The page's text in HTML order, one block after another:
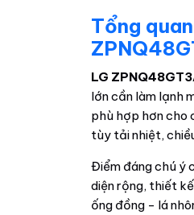
Tổng
LG
lớn cần làm lạnh
phù hợp hơn cho
tùy tải nhiệt,
Điểm đáng chú ý
diện rộng, thiết
ống đồng - lá